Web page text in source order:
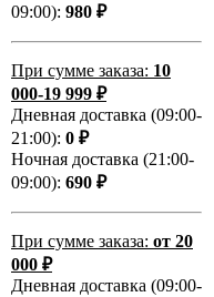
09:00): 980 ₽
При сумме заказа: 10
000-19 999 ₽
Дневная доставка (09:00-
21:00): 0 ₽
Ночная доставка (21:00-
09:00): 690 ₽
При сумме заказа: от 20
000 ₽
Дневная доставка (09:00-